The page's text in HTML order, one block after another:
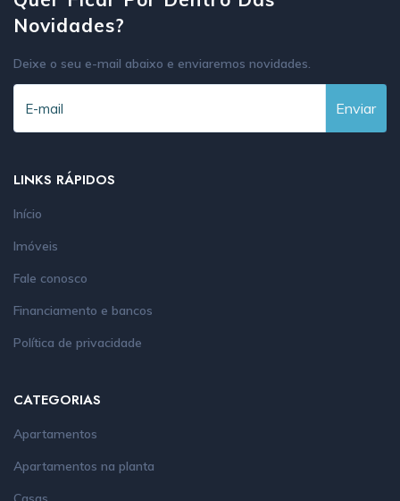
Novidades?
Deixe o seu e-mail abaixo e enviaremos novidades.
Enviar
LINKS RÁPIDOS
Início
Imóveis
Fale conosco
Financiamento e bancos
Política de privacidade
CATEGORIAS
Apartamentos
Apartamentos na planta